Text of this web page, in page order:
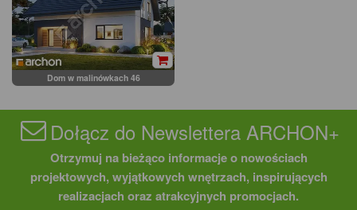
Dom w malinówkach 46
Dołącz do Newslettera ARCHON+
Otrzymuj na bieżąco informacje o nowościach
projektowych, wyjątkowych wnętrzach, inspirujących
realizacjach oraz atrakcyjnych promocjach.